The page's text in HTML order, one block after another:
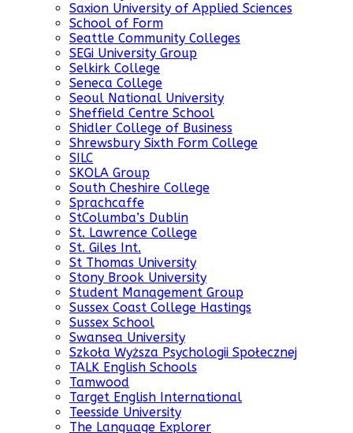
Saxion University of Applied Sciences
School of Form
Seattle Community Colleges
SEGi University Group
Selkirk College
Seneca College
Seoul National University
Sheffield Centre School
Shidler College of Business
Shrewsbury Sixth Form College
SILC
SKOLA Group
South Cheshire College
Sprachcaffe
StColumba’s Dublin
St. Lawrence College
St. Giles Int.
St Thomas University
Stony Brook University
Student Management Group
Sussex Coast College Hastings
Sussex School
Swansea University
Szkoła Wyższa Psychologii Społecznej
TALK English Schools
Tamwood
Target English International
Teesside University
The Language Explorer